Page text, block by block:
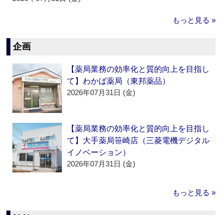
もっと見る »
企画
【薬局業務の効率化と質的向上を目指し
て】わかば薬局（東邦薬品）
2026年07月31日 (金)
【薬局業務の効率化と質的向上を目指し
て】大手薬局笹崎店（三菱電機デジタル
イノベーション）
2026年07月31日 (金)
もっと見る »